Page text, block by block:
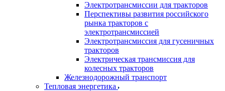
Электротрансмиссии для тракторов
Перспективы развития российского
рынка тракторов с
электротрансмиссией
Электротрансмиссия для гусеничных
тракторов
Электрическая трансмиссия для
колесных тракторов
Железнодорожный транспорт
Тепловая энергетика